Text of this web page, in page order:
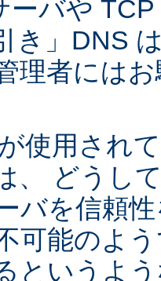
ーバや
き」DNS
理者には
使用され
、 どうし
バを信頼
可能のよ
というよ